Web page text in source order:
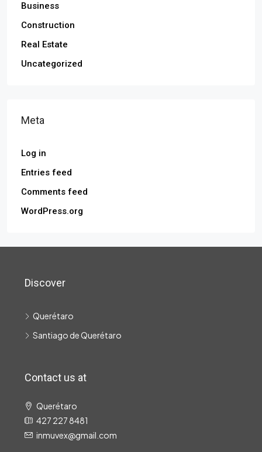
Business
Construction
Real Estate
Uncategorized
Meta
Log in
Entries feed
Comments feed
WordPress.org
Discover
Querétaro
Santiago de Querétaro
Contact us at
Querétaro
427 227 8481
inmuvex@gmail.com